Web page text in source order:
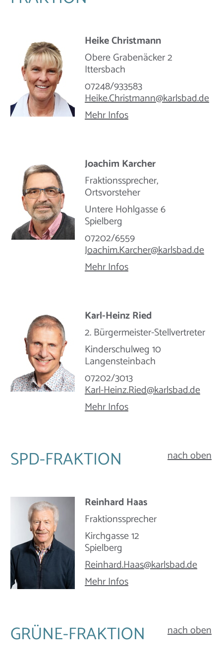
Heike Christmann
Obere Grabenäcker 2
Ittersbach
07248/933583
Heike.Christmann@​karlsbad.de
Mehr Infos
Joachim Karcher
Fraktionssprecher,
Ortsvorsteher
Untere Hohlgasse 6
Spielberg
07202/6559
Joachim.Karcher@​karlsbad.de
Mehr Infos
Karl-Heinz Ried
2. Bürgermeister-Stellvertreter
Kinderschulweg 10
Langensteinbach
07202/3013
Karl-Heinz.Ried@​karlsbad.de
Mehr Infos
nach oben
SPD-FRAKTION
Reinhard Haas
Fraktionssprecher
Kirchgasse 12
Spielberg
Reinhard.Haas@​karlsbad.de
Mehr Infos
nach oben
GRÜNE-FRAKTION